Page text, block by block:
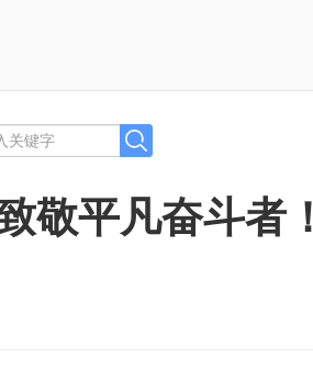
敬平凡奋斗者！